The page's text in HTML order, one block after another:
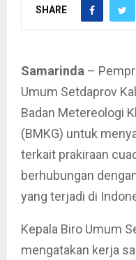
SHARE
Samarinda –
Umum Setdaprov
Badan Metereologi
(BMKG) untuk
terkait prakiraan
berhubungan
yang terjadi di
Kepala Biro Umum
mengatakan kerja